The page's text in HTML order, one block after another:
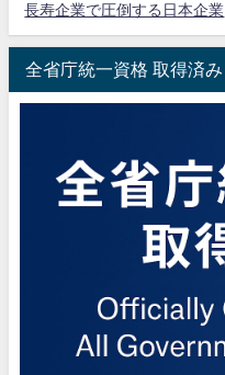
長寿企業で圧倒する日本企業
全省庁統一資格 取得済み